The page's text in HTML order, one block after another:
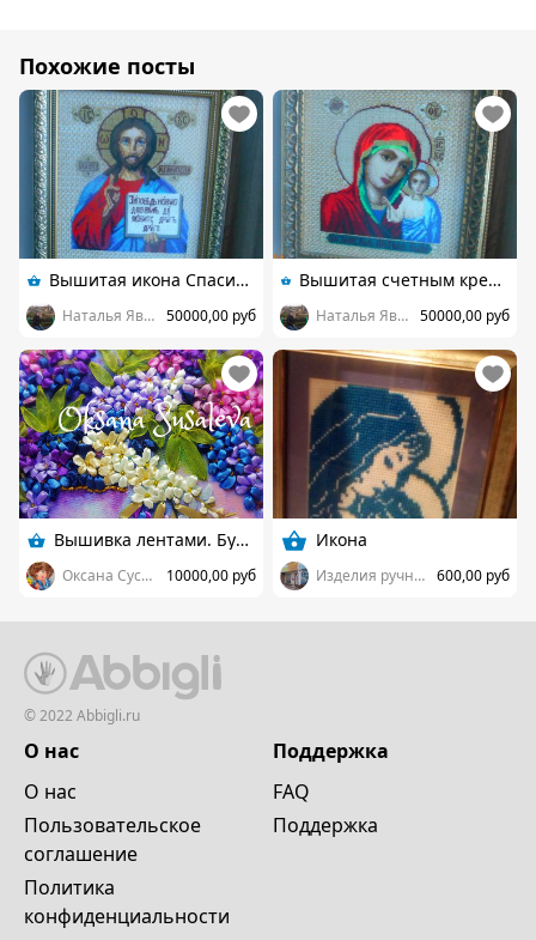
Похожие посты
Вышитая икона Спасителя (счетный крестик)
Наталья Яворская 50000,00 руб
Вышитая счетным крестиком икона Казанской Богородицы
Наталья Яворская 50000,00 руб
Вышивка лентами. Букет сирени.
Оксана Сусалева. Вышивка лентами 10000,00 руб
Икона
Изделия ручной работы 600,00 руб
© 2022 Abbigli.ru
О нас
О нас
Пользовательское
cоглашение
Политика
конфиденциальности
Поддержка
FAQ
Поддержка